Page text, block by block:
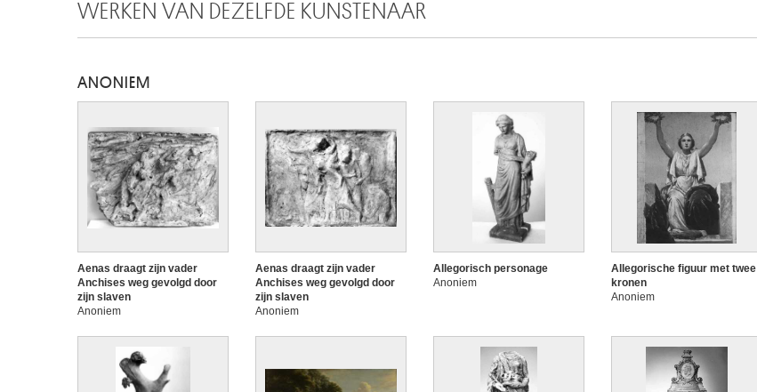
WERKEN VAN DEZELFDE KUNSTENAAR
ANONIEM
Aenas draagt zijn vader
Anchises weg gevolgd door
zijn slaven
Anoniem
Aenas draagt zijn vader
Anchises weg gevolgd door
zijn slaven
Anoniem
Allegorisch personage
Anoniem
Allegorische figuur met twee
kronen
Anoniem